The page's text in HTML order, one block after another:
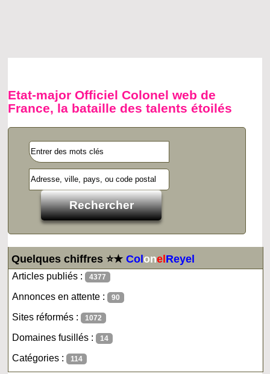
Etat-major Officiel Colonel web de
France, la bataille des talents étoilés
Quelques chiffres ⭐★ColonelReyel
Articles publiés : 4377
Annonces en attente : 90
Sites réformés : 1072
Domaines fusillés : 14
Catégories : 114